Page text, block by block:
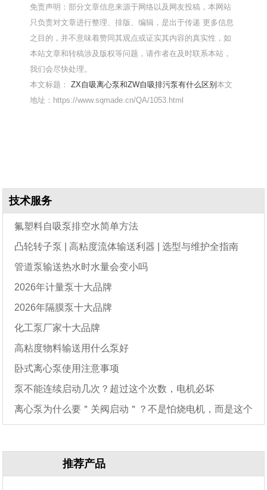
免责声明：部分文章信息来源于网络以及网友投稿，本网站
只负责对文章进行整理、排版、编辑，是出于传递 更多信息
之目的，并不意味着赞同其观点或证实其内容的真实性，如
本站文章和转稿涉及版权等问题，请作者在及时联系本站，
我们会尽快处理。
本文标题：ZX自吸离心泵和ZW自吸排污泵有什么区别本文
地址：https://www.sqmade.cn/QA/1053.html
技术服务
氟塑料自吸泵排空水简单方法
凸轮转子泵 | 高粘度流体输送利器 | 选型与维护全指南
管道泵输送热水时水量会变小吗
2026年计量泵十大品牌
2026年隔膜泵十大品牌
化工泵厂家十大品牌
高粘度物料输送用什么泵好
卧式离心泵使用注意事项
泵不能连续启动几次？超过这个次数，电机必坏
离心泵为什么要＂关阀启动＂？不是怕烧电机，而是这个
推荐产品